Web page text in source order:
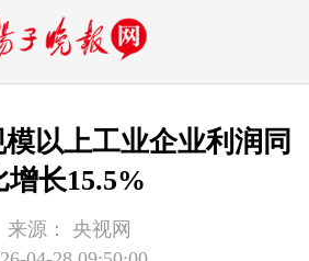
以上工业企业利润同
增长15.5%
来源：
央视网